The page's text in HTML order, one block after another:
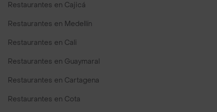
Restaurantes en Cajicá
Restaurantes en Medellín
Restaurantes en Cali
Restaurantes en Guaymaral
Restaurantes en Cartagena
Restaurantes en Cota